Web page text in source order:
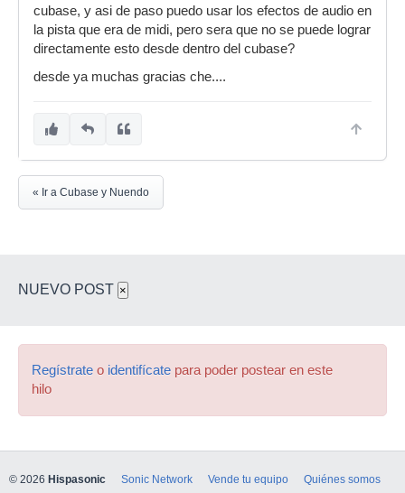
cubase, y asi de paso puedo usar los efectos de audio en
la pista que era de midi, pero sera que no se puede lograr
directamente esto desde dentro del cubase?
desde ya muchas gracias che....
« Ir a Cubase y Nuendo
NUEVO POST ×
Regístrate o identifícate para poder postear en este
hilo
© 2026 Hispasonic Sonic Network Vende tu equipo Quiénes somos